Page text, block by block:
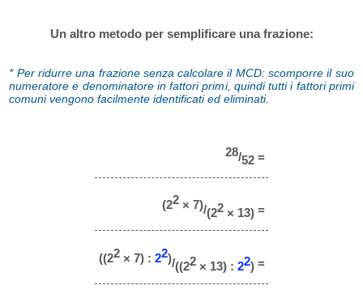
Un altro metodo per semplificare una frazione:
* Per ridurre una frazione senza calcolare il MCD: scomporre il suo
numeratore e denominatore in fattori primi, quindi tutti i fattori primi
comuni vengono facilmente identificati ed eliminati.
28/52=
(22× 7)/(22× 13)=
((22× 7) : 22)/((22× 13) : 22)=